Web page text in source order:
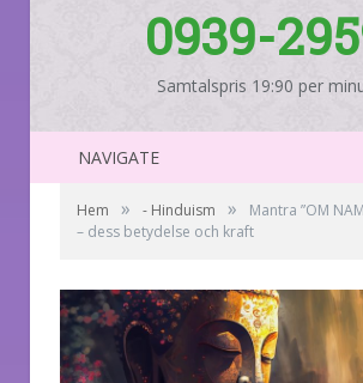
0939-
Samtalspris 19:90 per
NAVIGATE
Hem » - Hinduism »
Mantra ”OM
– dess betydelse och kraft